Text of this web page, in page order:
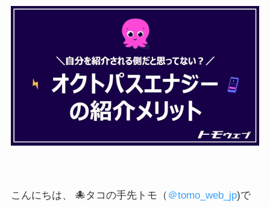
こんにちは、 🐙タコの手先トモ（ ＠tomo_web_jp)で